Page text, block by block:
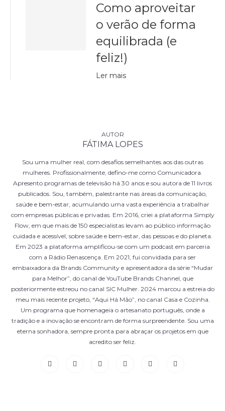
Como aproveitar
o verão de forma
equilibrada (e
feliz!)
Ler mais
FÁTIMA LOPES
Sou uma mulher real, com desafios semelhantes aos das outras
mulheres. Profissionalmente, defino-me como Comunicadora.
Apresento programas de televisão há 30 anos e sou autora de 11 livros
publicados. Sou, também, palestrante nas áreas da comunicação,
saúde e bem-estar, acumulando uma vasta experiência a trabalhar
com empresas públicas e privadas. Em 2016, criei a plataforma Simply
Flow, em que mais de 150 especialistas levam ao público informação
cuidada e acessível, sobre saúde e bem-estar, das pessoas e do planeta.
Em 2023 a plataforma amplificou-se com um podcast em parceria
com a Rádio Renascença. Em 2021, fui convidada para ser
embaixadora da Brands Community e apresentadora da série “Mudar
para Melhor”, do canal de YouTube Brands Channel, que
posteriormente estreou no canal SIC Mulher. 2024 marcou a estreia do
meu mais recente projeto, “Aqui Há Mão”, no canal Casa e Cozinha.
Um programa que homenageia o artesanato português, onde a
tradição e a inovação se encontram de forma surpreendente. Sou uma
eterna sonhadora, sempre pronta para abraçar os projetos em que
acredito ser feliz.